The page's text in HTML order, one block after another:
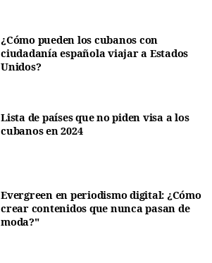
¿Cómo pueden los cubanos con
ciudadanía española viajar a Estados
Unidos?
Lista de países que no piden visa a los
cubanos en 2024
Evergreen en periodismo digital: ¿Cómo
crear contenidos que nunca pasan de
moda?"